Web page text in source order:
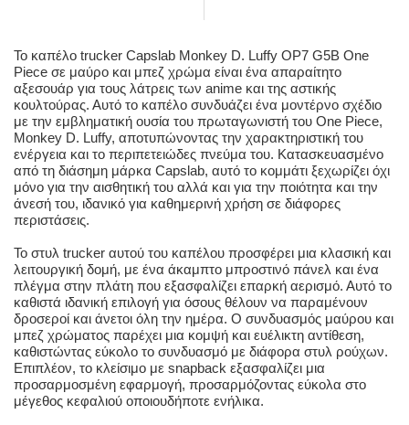
Το καπέλο trucker Capslab Monkey D. Luffy OP7 G5B One
Piece σε μαύρο και μπεζ χρώμα είναι ένα απαραίτητο
αξεσουάρ για τους λάτρεις των anime και της αστικής
κουλτούρας. Αυτό το καπέλο συνδυάζει ένα μοντέρνο σχέδιο
με την εμβληματική ουσία του πρωταγωνιστή του One Piece,
Monkey D. Luffy, αποτυπώνοντας την χαρακτηριστική του
ενέργεια και το περιπετειώδες πνεύμα του. Κατασκευασμένο
από τη διάσημη μάρκα Capslab, αυτό το κομμάτι ξεχωρίζει όχι
μόνο για την αισθητική του αλλά και για την ποιότητα και την
άνεσή του, ιδανικό για καθημερινή χρήση σε διάφορες
περιστάσεις.
Το στυλ trucker αυτού του καπέλου προσφέρει μια κλασική και
λειτουργική δομή, με ένα άκαμπτο μπροστινό πάνελ και ένα
πλέγμα στην πλάτη που εξασφαλίζει επαρκή αερισμό. Αυτό το
καθιστά ιδανική επιλογή για όσους θέλουν να παραμένουν
δροσεροί και άνετοι όλη την ημέρα. Ο συνδυασμός μαύρου και
μπεζ χρώματος παρέχει μια κομψή και ευέλικτη αντίθεση,
καθιστώντας εύκολο το συνδυασμό με διάφορα στυλ ρούχων.
Επιπλέον, το κλείσιμο με snapback εξασφαλίζει μια
προσαρμοσμένη εφαρμογή, προσαρμόζοντας εύκολα στο
μέγεθος κεφαλιού οποιουδήποτε ενήλικα.